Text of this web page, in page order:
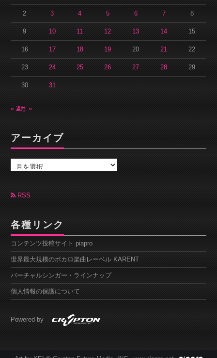
2 3 4 5 6 7 8
9 10 11 12 13 14 15
16 17 18 19 20 21 22
23 24 25 26 27 28 29
30 31
« 2月4月 »
アーカイブ
カ
ブRSS
各種リンク
コンテンツ投稿サイト piapro
世界最大規模のボカロ楽曲レーベル KARENT
バーチャルシンガー・ラインナップ
個人情報の保護について
Powered by